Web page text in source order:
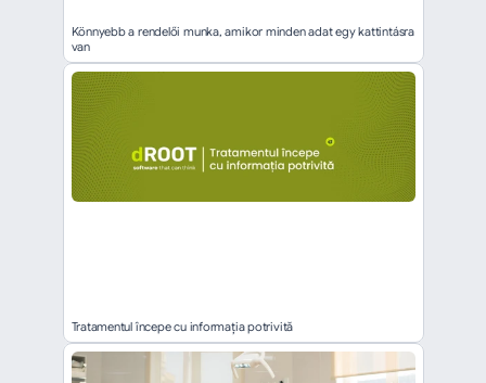
Könnyebb a rendelői munka, amikor minden adat egy kattintásra
van
Tratamentul începe cu informația potrivită